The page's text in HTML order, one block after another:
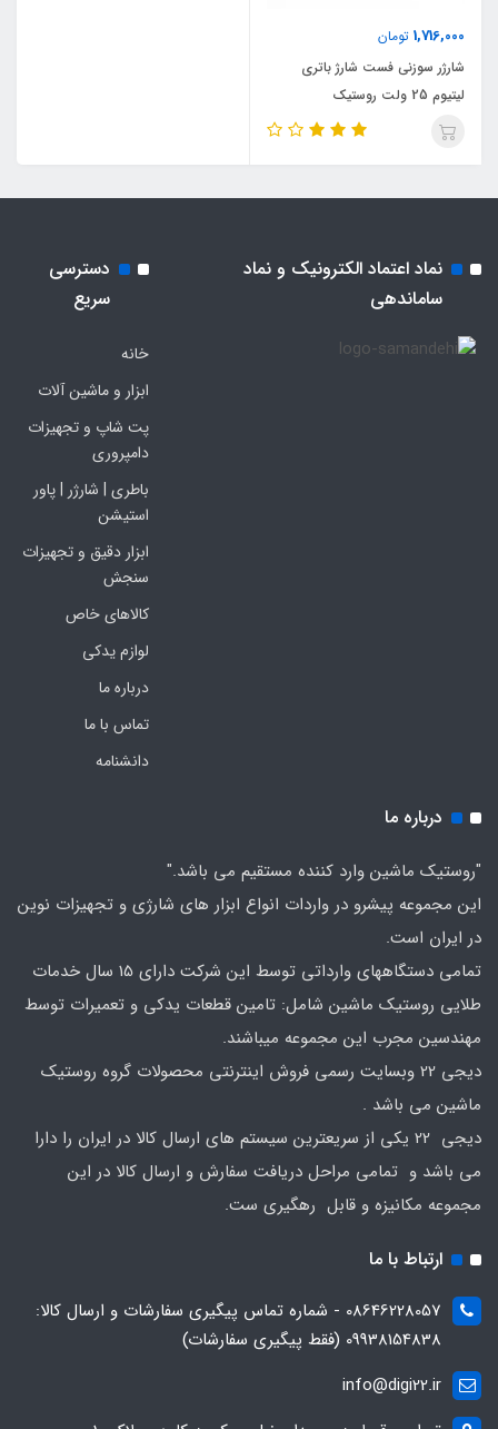
1,716,000 تومان
شارژر سوزنی فست شارژ باتری
لیتیوم 25 ولت روستیک
نماد اعتماد الکترونیک و نماد
ساماندهی
دسترسی
سریع
خانه
ابزار و ماشین آلات
پت شاپ و تجهیزات
دامپروری
باطری | شارژر | پاور
استیشن
ابزار دقیق و تجهیزات
سنجش
کالاهای خاص
لوازم یدکی
درباره ما
تماس با ما
دانشنامه
درباره ما
"روستیک ماشین وارد کننده مستقیم می باشد."
این مجموعه پیشرو در واردات انواع ابزار های شارژی و تجهیزات نوین
در ایران است.
تمامی دستگاههای وارداتی توسط این شرکت دارای 15 سال خدمات
طلایی روستیک ماشین شامل: تامین قطعات یدکی و تعمیرات توسط
مهندسین مجرب این مجموعه میباشند.
دیجی 22 وبسایت رسمی فروش اینترنتی محصولات گروه روستیک
ماشین می باشد .
دیجی 22 یکی از سریعترین سیستم های ارسال کالا در ایران را دارا
می باشد و تمامی مراحل دریافت سفارش و ارسال کالا در این
مجموعه مکانیزه و قابل رهگیری ست.
ارتباط با ما
08646228057 - شماره تماس پیگیری سفارشات و ارسال کالا:
09938154838 (فقط پیگیری سفارشات)
info@digi22.ir